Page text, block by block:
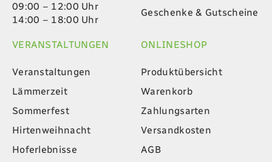
09:00 – 12:00 Uhr
14:00 – 18:00 Uhr
Geschenke & Gutscheine
VERANSTALTUNGEN
Veranstaltungen
Lämmerzeit
Sommerfest
Hirtenweihnacht
Hoferlebnisse
ONLINESHOP
Produktübersicht
Warenkorb
Zahlungsarten
Versandkosten
AGB